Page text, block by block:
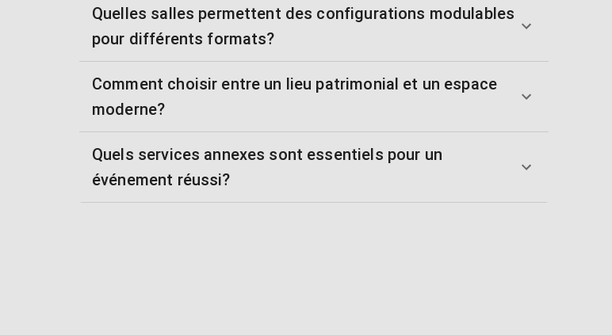
Quelles salles permettent des configurations modulables
pour différents formats?
Comment choisir entre un lieu patrimonial et un espace
moderne?
Quels services annexes sont essentiels pour un
événement réussi?